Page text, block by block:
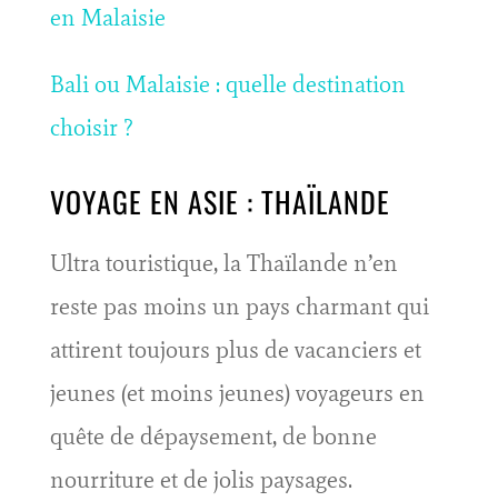
en Malaisie
Bali ou Malaisie : quelle destination
choisir ?
VOYAGE EN ASIE : THAÏLANDE
Ultra touristique, la Thaïlande n’en
reste pas moins un pays charmant qui
attirent toujours plus de vacanciers et
jeunes (et moins jeunes) voyageurs en
quête de dépaysement, de bonne
nourriture et de jolis paysages.